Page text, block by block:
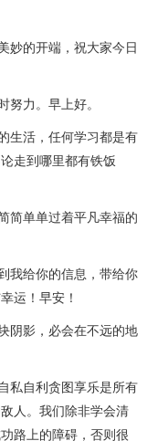
妙的开端，祝大家今日
力。早上好。
生活，任何学习都是有
走到哪里都有铁饭
简单单过着平凡幸福的
我给你的信息，带给你
运！早安！
阴影，必会在不远的地
私自利贪图享乐是所有
人。我们除非学会清
路上的障碍，否则很